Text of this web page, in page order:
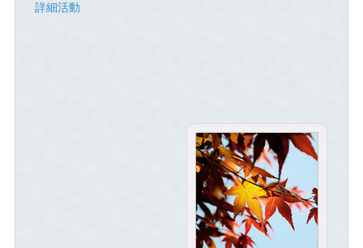
詳細活動